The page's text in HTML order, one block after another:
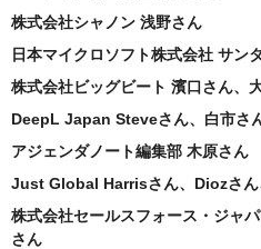
株式会社シャノン 浅野さん
日本マイクロソフト株式会社 サン
株式会社ビッグビート 濱口さん、
DeepL Japan Steveさん、白市さ
アジェンダノート編集部 木原さん
Just Global Harrisさん、Diozさん
株式会社セールスフォース・ジャ
さん